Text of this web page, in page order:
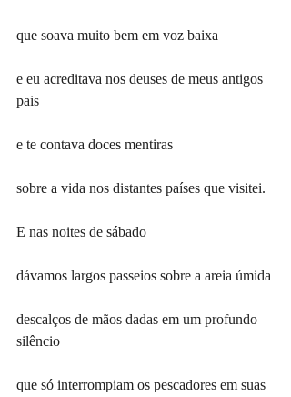
que soava muito bem em voz baixa
e eu acreditava nos deuses de meus antigos
pais
e te contava doces mentiras
sobre a vida nos distantes países que visitei.
E nas noites de sábado
dávamos largos passeios sobre a areia úmida
descalços de mãos dadas em um profundo
silêncio
que só interrompiam os pescadores em suas